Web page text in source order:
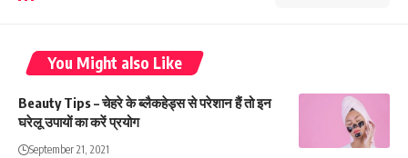
You Might also Like
Beauty Tips – चेहरे के ब्लैकहेड्स से परेशान हैं तो इन
घरेलू उपायों का करें प्रयोग
September 21, 2021